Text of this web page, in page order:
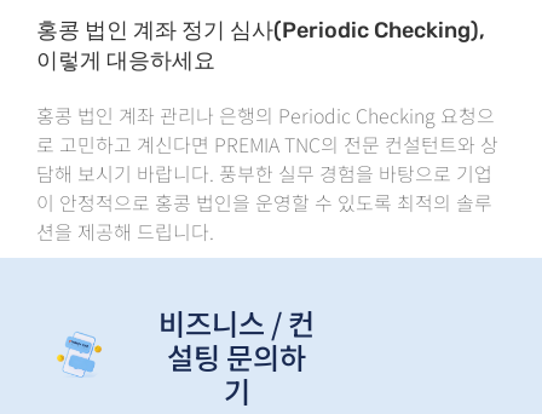
홍콩 법인 계좌 정기 심사(Periodic Checking),
이렇게 대응하세요
홍콩 법인 계좌 관리나 은행의 Periodic Checking 요청으
로 고민하고 계신다면 PREMIA TNC의 전문 컨설턴트와 상
담해 보시기 바랍니다. 풍부한 실무 경험을 바탕으로 기업
이 안정적으로 홍콩 법인을 운영할 수 있도록 최적의 솔루
션을 제공해 드립니다.
비즈니스 / 컨
설팅 문의하
기